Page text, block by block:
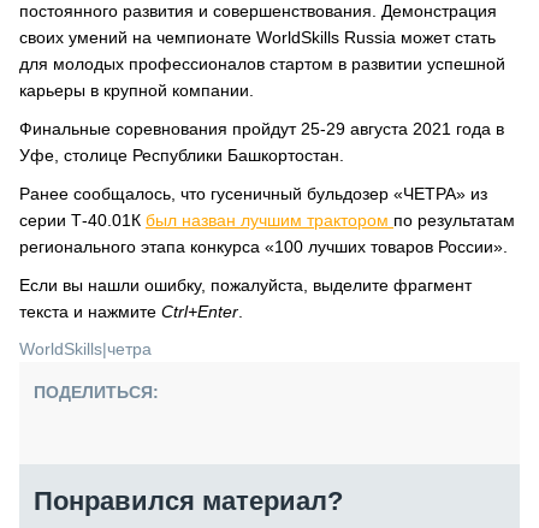
постоянного развития и совершенствования. Демонстрация
своих умений на чемпионате WorldSkills Russia может стать
для молодых профессионалов стартом в развитии успешной
карьеры в крупной компании.
Финальные соревнования пройдут 25-29 августа 2021 года в
Уфе, столице Республики Башкортостан.
Ранее сообщалось, что гусеничный бульдозер «ЧЕТРА» из
серии Т-40.01К был назван лучшим трактором по результатам
регионального этапа конкурса «100 лучших товаров России».
Если вы нашли ошибку, пожалуйста, выделите фрагмент
текста и нажмите Ctrl+Enter
WorldSkills|четра
ПОДЕЛИТЬСЯ:
Понравился материал?